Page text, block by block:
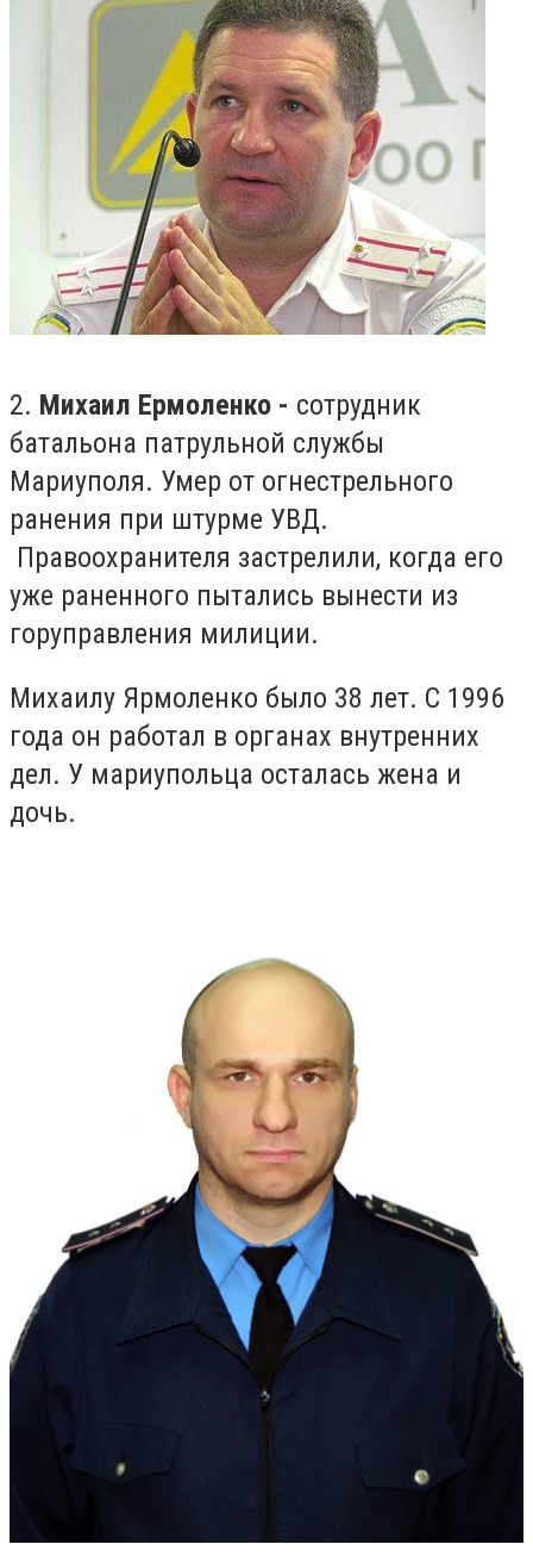
2. Михаил Ермоленко - сотрудник
батальона патрульной службы
Мариуполя. Умер от огнестрельного
ранения при штурме УВД.
Правоохранителя застрелили, когда его
уже раненного пытались вынести из
горуправления милиции.
Михаилу Ярмоленко было 38 лет. С 1996
года он работал в органах внутренних
дел. У мариупольца осталась жена и
дочь.